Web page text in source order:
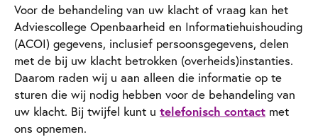
Voor de behandeling van uw klacht of vraag kan het
Adviescollege Openbaarheid en Informatiehuishouding
(ACOI) gegevens, inclusief persoonsgegevens, delen
met de bij uw klacht betrokken (overheids)instanties.
Daarom raden wij u aan alleen die informatie op te
sturen die wij nodig hebben voor de behandeling van
uw klacht. Bij twijfel kunt u telefonisch contact met
ons opnemen.